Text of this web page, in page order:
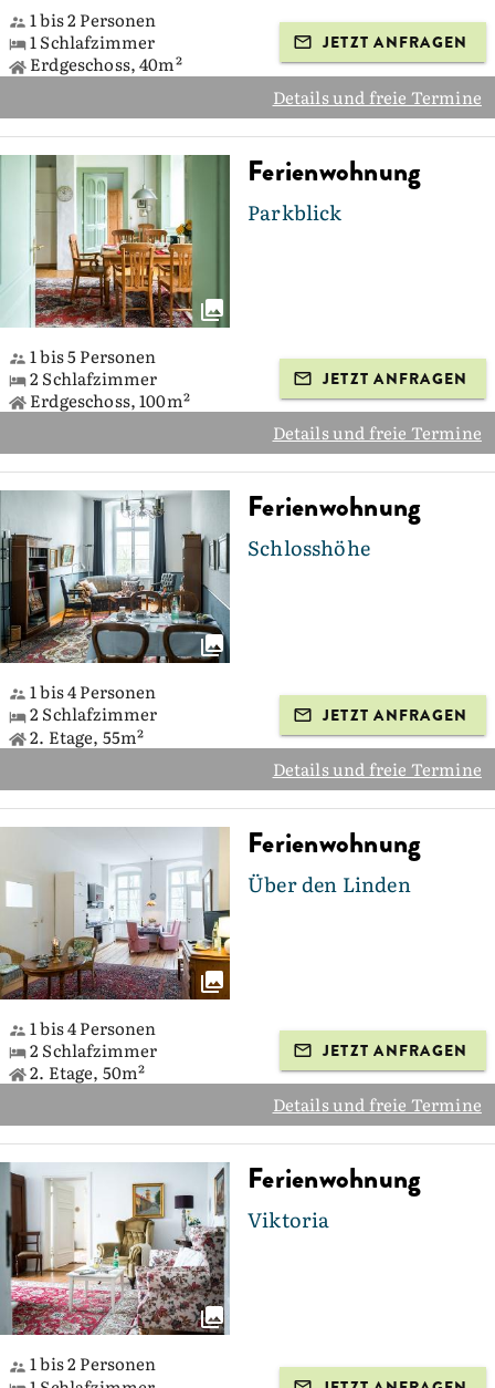
1 bis 2 Personen
1 Schlafzimmer
Erdgeschoss, 40m²
JETZT ANFRAGEN
Details und freie Termine
Ferienwohnung
Parkblick
1 bis 5 Personen
2 Schlafzimmer
Erdgeschoss, 100m²
JETZT ANFRAGEN
Details und freie Termine
Ferienwohnung
Schlosshöhe
1 bis 4 Personen
2 Schlafzimmer
2. Etage, 55m²
JETZT ANFRAGEN
Details und freie Termine
Ferienwohnung
Über den Linden
1 bis 4 Personen
2 Schlafzimmer
2. Etage, 50m²
JETZT ANFRAGEN
Details und freie Termine
Ferienwohnung
Viktoria
1 bis 2 Personen